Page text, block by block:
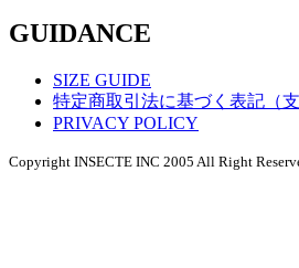
GUIDANCE
SIZE GUIDE
特定商取引法に基づく表記（
PRIVACY POLICY
Copyright INSECTE INC 2005 All Right